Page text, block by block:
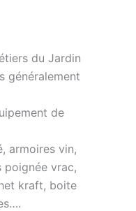
du Jardin
généralement
de
armoires vin,
poignée vrac,
kraft, boite